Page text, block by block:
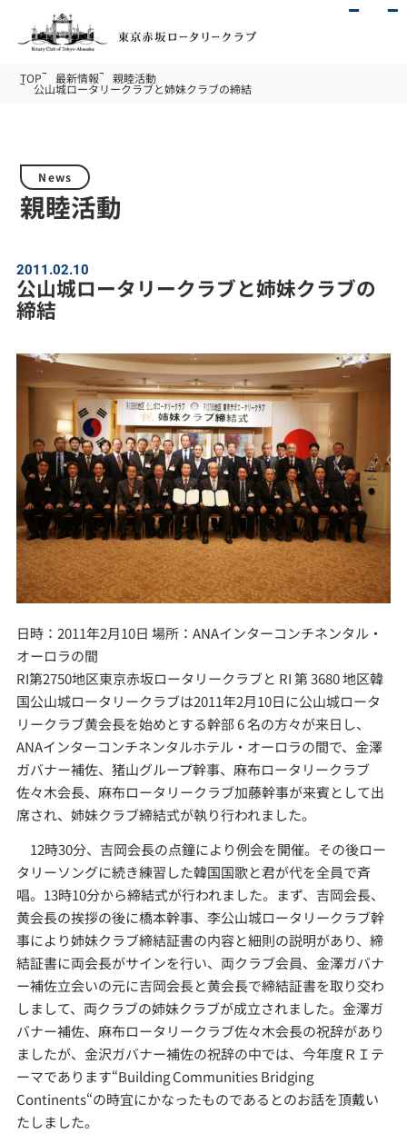
TOP 最新情報 親睦活動
公山城ロータリークラブと姉妹クラブの締結
News
親睦活動
2011.02.10
公山城ロータリークラブと姉妹クラブの
締結
日時：2011年2月10日 場所：ANAインターコンチネンタル・
オーロラの間
RI第2750地区東京赤坂ロータリークラブと RI 第 3680 地区韓
国公山城ロータリークラブは2011年2月10日に公山城ロータ
リークラブ黄会長を始めとする幹部 6 名の方々が来日し、
ANAインターコンチネンタルホテル・オーロラの間で、金澤
ガバナー補佐、猪山グループ幹事、麻布ロータリークラブ
佐々木会長、麻布ロータリークラブ加藤幹事が来賓として出
席され、姉妹クラブ締結式が執り行われました。
12時30分、吉岡会長の点鐘により例会を開催。その後ロー
タリーソングに続き練習した韓国国歌と君が代を全員で斉
唱。13時10分から締結式が行われました。まず、吉岡会長、
黄会長の挨拶の後に橋本幹事、李公山城ロータリークラブ幹
事により姉妹クラブ締結証書の内容と細則の説明があり、締
結証書に両会長がサインを行い、両クラブ会員、金澤ガバナ
ー補佐立会いの元に吉岡会長と黄会長で締結証書を取り交わ
しまして、両クラブの姉妹クラブが成立されました。金澤ガ
バナー補佐、麻布ロータリークラブ佐々木会長の祝辞があり
ましたが、金沢ガバナー補佐の祝辞の中では、今年度ＲＩテ
ーマであります“Building Communities Bridging
Continents“の時宜にかなったものであるとのお話を頂戴い
たしました。